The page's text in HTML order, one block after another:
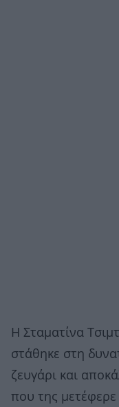
Η Σταματίνα
στάθηκε στη
ζευγάρι και
που της μετέφερε